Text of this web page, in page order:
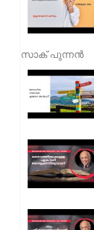
സാക് പുന്നൻ